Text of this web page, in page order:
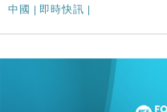
中國 | 即時快訊 |